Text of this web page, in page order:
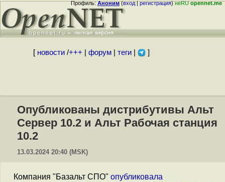
Профиль:Аноним(вход|регистрация)неRUopennet.me
[ новости/+++ форум| теги| ]
Опубликованы дистрибутивы Альт
Сервер 10.2 и Альт Рабочая станция
10.2
13.03.2024 20:40 (MSK)
Компания "Базальт СПО" опубликовала